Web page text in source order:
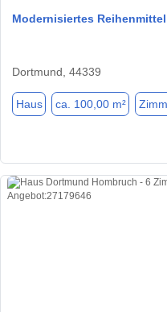
Modernisiertes
Dortmund, 44339
Haus ca. 100,00 m²